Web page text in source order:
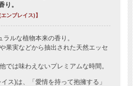
り。
ンブレイス)】
ルな植物本来の香り。
果実などから抽出された天然エッセ
では味わえないプレミアムな時間。
ス)は、「愛情を持って抱擁する」